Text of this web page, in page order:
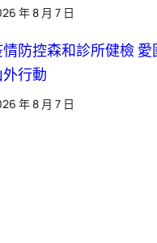
年 8 月 7 日
防控森和診所健檢 愛
外行動
年 8 月 7 日